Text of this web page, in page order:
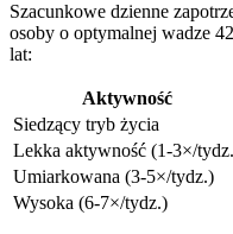
Szacunkowe dzienne
osoby o optymalnej wadze
lat:
Aktywność
Siedzący tryb życia
Lekka aktywność (1-3×/
Umiarkowana (3-5×/tydz.)
Wysoka (6-7×/tydz.)